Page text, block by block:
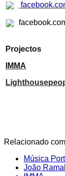
Projectos
IMMA
Relacionado com
Música
João